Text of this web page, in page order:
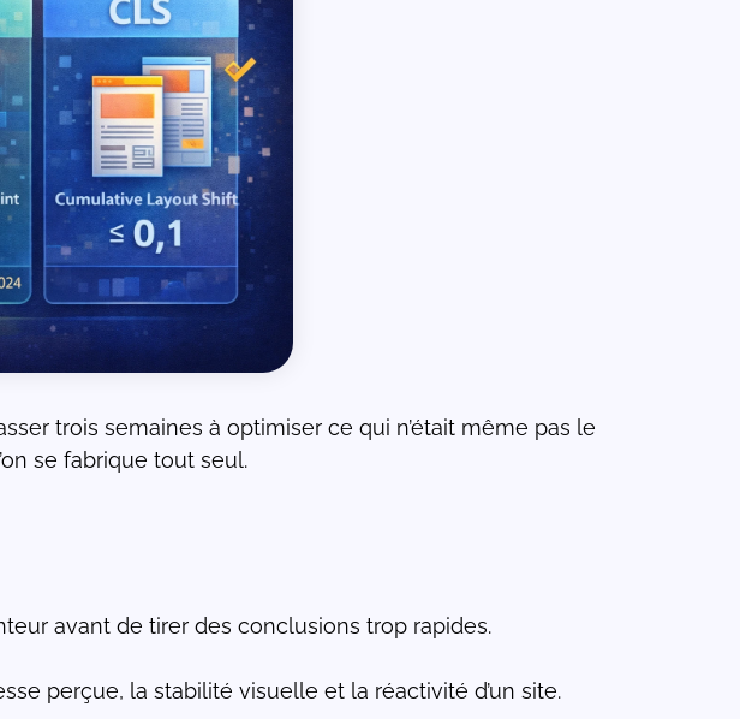
trois semaines à optimiser ce qui n’était même pas le
se fabrique tout seul.
avant de tirer des conclusions trop rapides.
perçue, la stabilité visuelle et la réactivité d’un site.